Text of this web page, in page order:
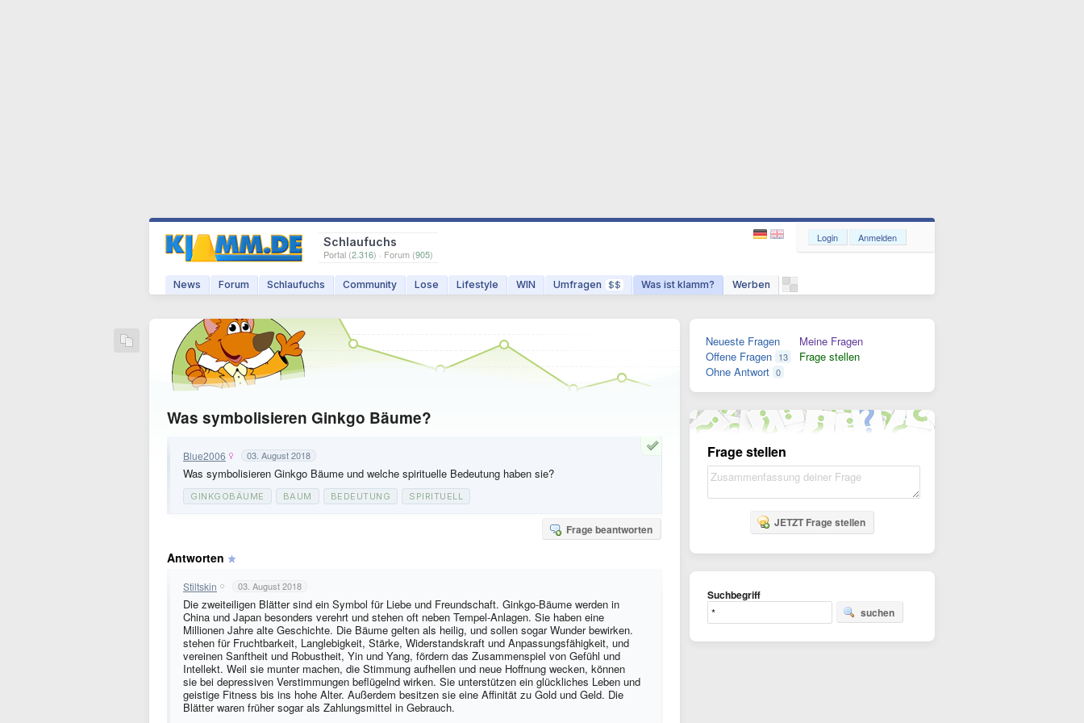
Schlaufuchs
Portal (2.316) · Forum (905)
News Forum Schlaufuchs Community Lose Lifestyle WIN Umfragen $$ Was ist klamm? Werben
Login Anmelden
Was symbolisieren Ginkgo Bäume?
Blue2006 03. August 2018
Was symbolisieren Ginkgo Bäume und welche spirituelle Bedeutung haben sie?
GINKGOBÄUME BAUM BEDEUTUNG SPIRITUELL
Frage beantworten
Antworten
Stiltskin 03. August 2018
Die zweiteiligen Blätter sind ein Symbol für Liebe und Freundschaft. Ginkgo-Bäume werden in
China und Japan besonders verehrt und stehen oft neben Tempel-Anlagen. Sie haben eine
Millionen Jahre alte Geschichte. Die Bäume gelten als heilig, und sollen sogar Wunder bewirken.
stehen für Fruchtbarkeit, Langlebigkeit, Stärke, Widerstandskraft und Anpassungsfähigkeit, und
vereinen Sanftheit und Robustheit, Yin und Yang, fördern das Zusammenspiel von Gefühl und
Intellekt. Weil sie munter machen, die Stimmung aufhellen und neue Hoffnung wecken, können
sie bei depressiven Verstimmungen beflügelnd wirken. Sie unterstützen ein glückliches Leben und
geistige Fitness bis ins hohe Alter. Außerdem besitzen sie eine Affinität zu Gold und Geld. Die
Blätter waren früher sogar als Zahlungsmittel in Gebrauch.
Neueste Fragen
Offene Fragen 13
Ohne Antwort 0
Meine Fragen
Frage stellen
Frage stellen
JETZT Frage stellen
Suchbegriff
suchen